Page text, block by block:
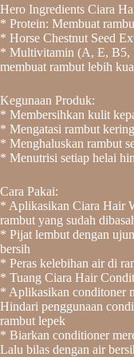
Hero Ingredients Ciara
* Protein: Membuat
* Horse Chestnut Seed
* Multivitamin (A, E, B5,
membuat rambut lebih
Kegunaan Produk:
* Membersihkan kulit
* Mengatasi rambut
* Menghaluskan rambut
* Menutrisi setiap helai
Cara Pakai:
* Aplikasikan Ciara Hair
rambut yang sudah
* Pijat lembut dengan
bersih
* Peras kelebihan air di
* Tuang Ciara Hair
* Aplikasikan conditoner
Hindari penggunaan
rambut lepek
* Biarkan conditioner
Lalu bilas dengan air